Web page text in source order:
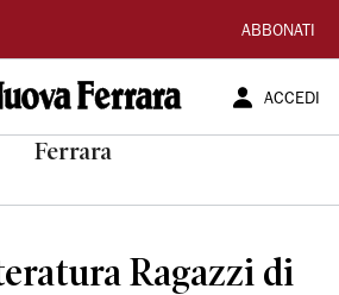
ABBONATI
ACCEDI
Ferrara
Ragazzi di